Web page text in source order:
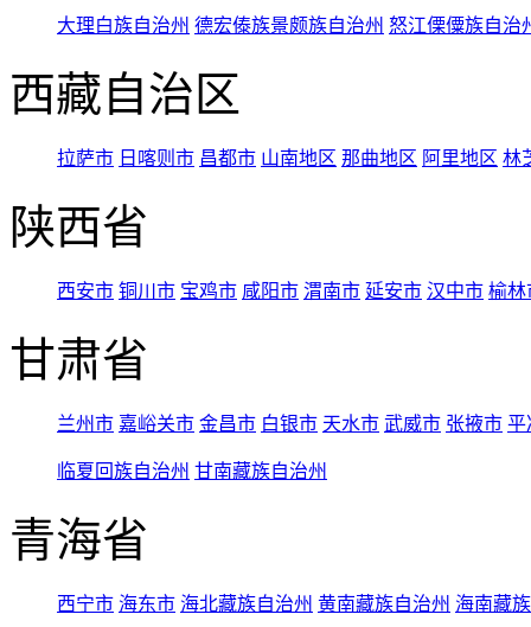
大理白族自治州 德宏傣族景颇族自治州 怒江傈僳族自治
西藏自治区
拉萨市 日喀则市 昌都市 山南地区 那曲地区 阿里地区 林
陕西省
西安市 铜川市 宝鸡市 咸阳市 渭南市 延安市 汉中市 榆林
甘肃省
兰州市 嘉峪关市 金昌市 白银市 天水市 武威市 张掖市 平
临夏回族自治州 甘南藏族自治州
青海省
西宁市 海东市 海北藏族自治州 黄南藏族自治州 海南藏